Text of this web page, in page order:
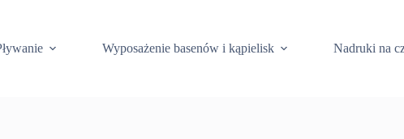
Wyposażenie basenów i kąpielisk Nadruki na